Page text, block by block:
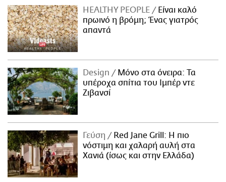
HEALTHY PEOPLE
Είναι καλό
πρωινό η βρόμη; Ένας γιατρός
απαντά
Design
Μόνο στα όνειρα: Τα
υπέροχα σπίτια του Ιμπέρ ντε
Ζιβανσί
Γεύση
Red Jane Grill: Η πιο
νόστιμη και χαλαρή αυλή στα
Χανιά (ίσως και στην Ελλάδα)